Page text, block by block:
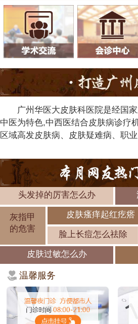
广州华医大皮肤科医院是经国
中医为特色,中西医结合皮肤病诊疗
区域高发皮肤病、皮肤疑难病、职业
头发掉的厉害怎么办
灰指甲
的危害
皮肤瘙痒起红疙瘩
脸上长痘怎么祛除
皮肤过敏怎么办
温馨服务